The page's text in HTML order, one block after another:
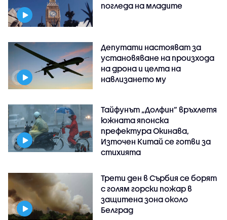
погледа на младите
Депутати настояват за
установяване на произхода
на дрона и целта на
навлизането му
Тайфунът „Долфин” връхлетя
южната японска
префектура Окинава,
Източен Китай се готви за
стихията
Трети ден в Сърбия се борят
с голям горски пожар в
защитена зона около
Белград